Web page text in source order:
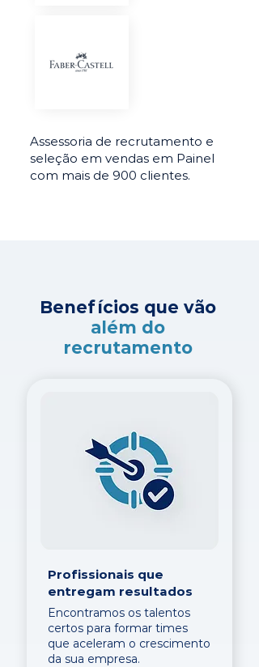
Assessoria de recrutamento e
seleção em vendas em Painel
com mais de 900 clientes.
Benefícios que vão
além do
recrutamento
Profissionais que
entregam resultados
Encontramos os talentos
certos para formar times
que aceleram o crescimento
da sua empresa.